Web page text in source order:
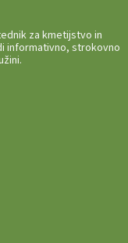
za kmetijstvo in
informativno, strokovno